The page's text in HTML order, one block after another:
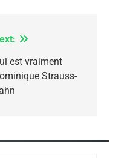
est vraiment
Strauss-
la plus
selon le